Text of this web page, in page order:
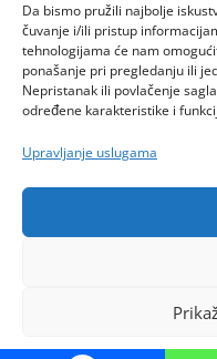
Da bismo pružili najbolje
čuvanje i/ili pristup
tehnologijama će nam
ponašanje pri pregledanju ili
Nepristanak ili povlačenje
određene karakteristike i
Upravljanje uslugama